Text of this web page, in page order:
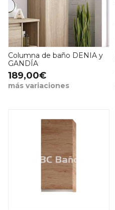
Columna de baño DENIA y
GANDÍA
189,00€
más variaciones